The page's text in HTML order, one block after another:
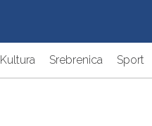
Kultura Srebrenica Sport